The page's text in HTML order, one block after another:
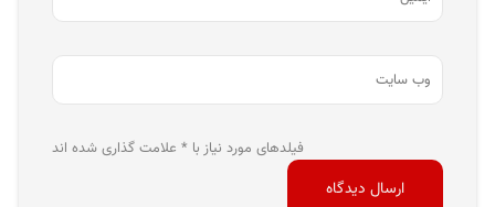
فیلدهای مورد نیاز با * علامت گذاری شده اند